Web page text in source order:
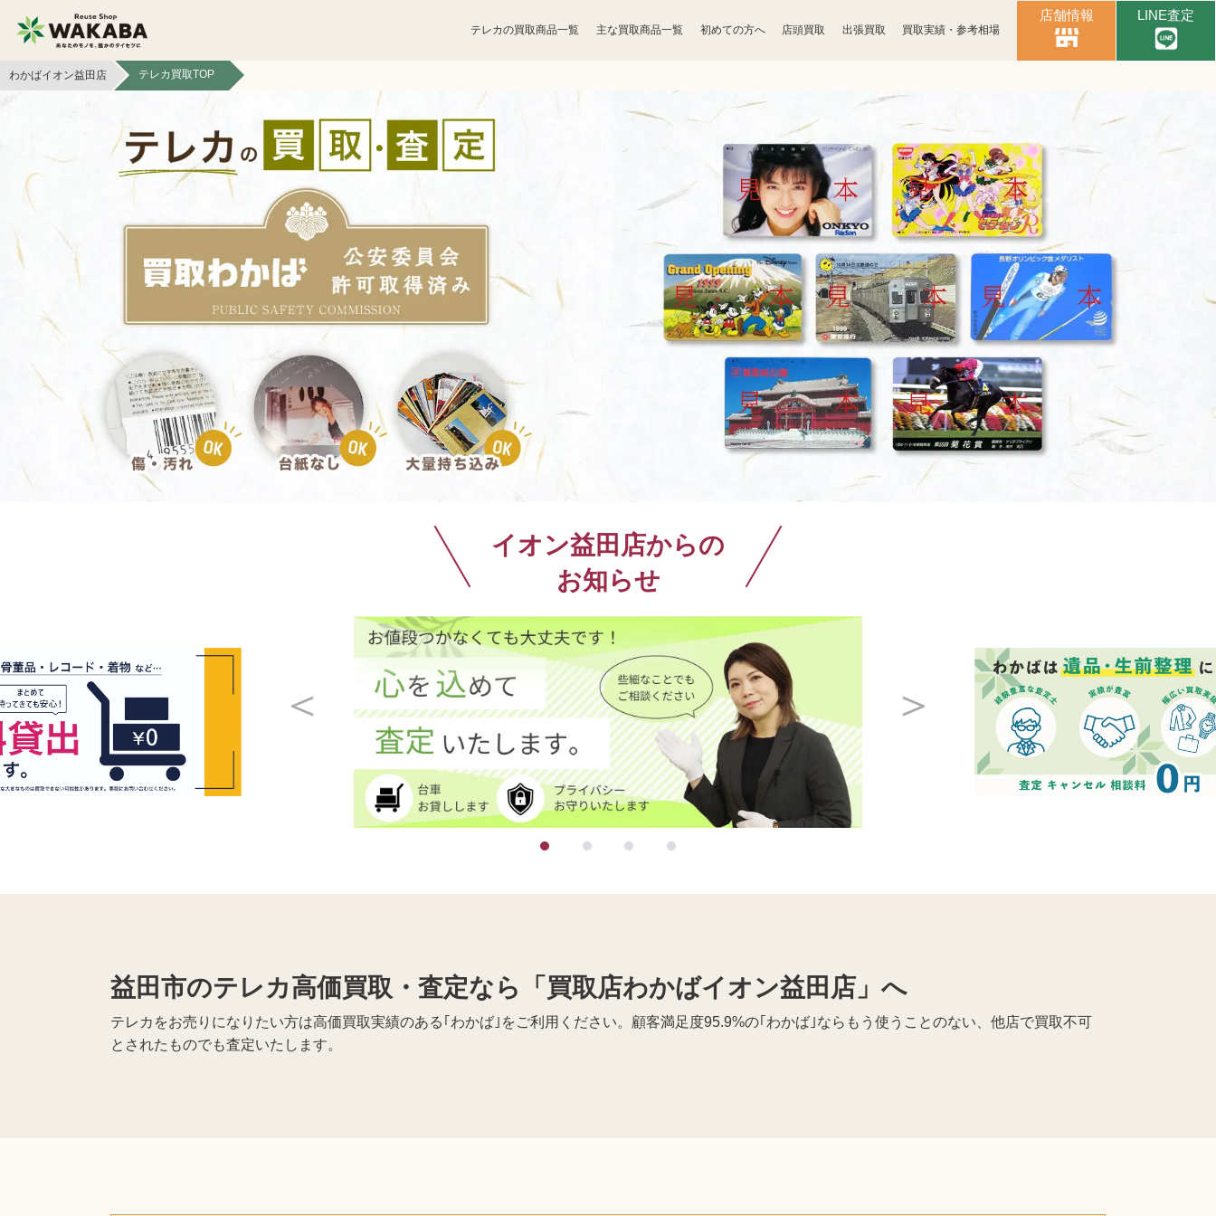
テレカの買取商品一覧 主な買取商品一覧
金貨・銀貨買取 宝石買取 アクセサリー買取 時計買取 ブランド買取
切手買取 テレカ買取 お酒買取 化粧品買取 古銭買取
フィギュア買取 ゲーム買取
パソコン
周辺機器買取
スマホ買取 文具買取 ライター買取 骨董品買取 食器買取 楽器買取
金券買取
イヤホン
ヘッドホン買取
家電買取 工具買取 釣具買取
アパレル買取 本買取 照明・ライト買取 ベビー用品買取 おもちゃ買取 電子辞書買取
黒電話買取 無線機買取 携帯電話買取 Apple買取 レコード買取
車買取 買取トラブルに注意
初めての方へ 店頭買取 出張買取 買取実績・参考相場
店舗情報 LINE査定
わかばイオン益田店 テレカ買取TOP
イオン益田店からの
お知らせ
益田市のテレカ高価買取・査定なら「買取店わかばイオン益田店」へ
テレカをお売りになりたい方は高価買取実績のある｢わかば｣をご利用ください。顧客満足度95.9%の｢わかば｣ならもう使うことのない、他店で買取不可
とされたものでも査定いたします。